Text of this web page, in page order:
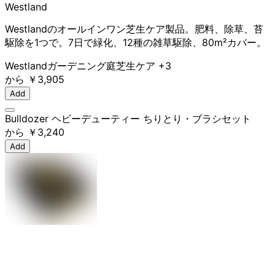
Westland
Westlandのオールインワン芝生ケア製品。肥料、除草、苔
駆除を1つで。7日で緑化、12種の雑草駆除、80m²カバー。
Westlandガーデニング庭芝生ケア +3
から ￥3,905
Add
Bulldozer ヘビーデューティー ちりとり・ブラシセット
から ￥3,240
Add